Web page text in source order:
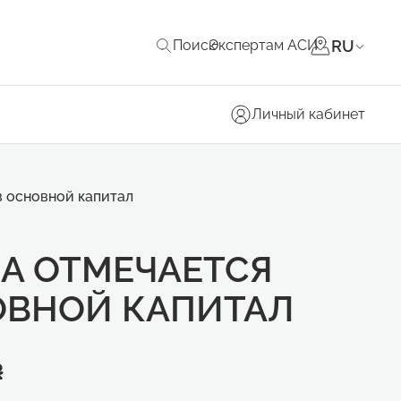
ПоискЭкспертам АСИ RU
Личный кабинет
капитал
ОТМЕЧАЕТСЯ
КАПИТАЛ